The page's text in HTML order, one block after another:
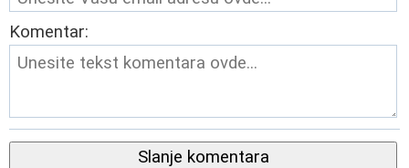
Komentar:
Slanje komentara